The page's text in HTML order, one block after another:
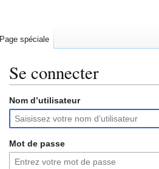
Se connecter
Aller
la
navigation
Aller
la
recherche
Nom d’utilisateur
Mot de passe
Page spéciale